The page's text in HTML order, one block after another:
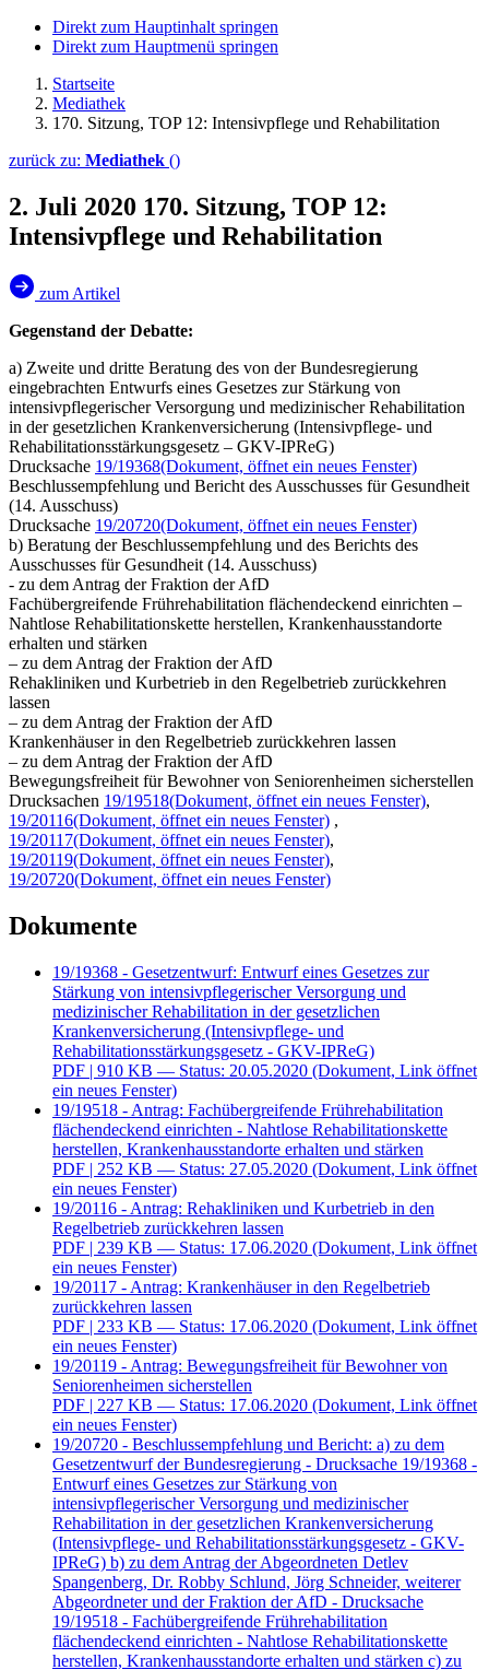
Direkt zum Hauptinhalt springen
Direkt zum Hauptmenü springen
Startseite
Mediathek
170. Sitzung, TOP 12: Intensivpflege und Rehabilitation
zurück zu: Mediathek ()
2. Juli 2020 170. Sitzung, TOP 12:
Intensivpflege und Rehabilitation
zum Artikel
Gegenstand der Debatte:
a) Zweite und dritte Beratung des von der Bundesregierung
eingebrachten Entwurfs eines Gesetzes zur Stärkung von
intensivpflegerischer Versorgung und medizinischer Rehabilitation
in der gesetzlichen Krankenversicherung (Intensivpflege- und
Rehabilitationsstärkungsgesetz – GKV-IPReG)
Drucksache 19/19368(Dokument, öffnet ein neues Fenster)
Beschlussempfehlung und Bericht des Ausschusses für Gesundheit
(14. Ausschuss)
Drucksache 19/20720(Dokument, öffnet ein neues Fenster)
b) Beratung der Beschlussempfehlung und des Berichts des
Ausschusses für Gesundheit (14. Ausschuss)
- zu dem Antrag der Fraktion der AfD
Fachübergreifende Frührehabilitation flächendeckend einrichten –
Nahtlose Rehabilitationskette herstellen, Krankenhausstandorte
erhalten und stärken
– zu dem Antrag der Fraktion der AfD
Rehakliniken und Kurbetrieb in den Regelbetrieb zurückkehren
lassen
– zu dem Antrag der Fraktion der AfD
Krankenhäuser in den Regelbetrieb zurückkehren lassen
– zu dem Antrag der Fraktion der AfD
Bewegungsfreiheit für Bewohner von Seniorenheimen sicherstellen
Drucksachen 19/19518(Dokument, öffnet ein neues Fenster),
19/20116(Dokument, öffnet ein neues Fenster) ,
19/20117(Dokument, öffnet ein neues Fenster),
19/20119(Dokument, öffnet ein neues Fenster),
19/20720(Dokument, öffnet ein neues Fenster)
Dokumente
19/19368 - Gesetzentwurf: Entwurf eines Gesetzes zur
Stärkung von intensivpflegerischer Versorgung und
medizinischer Rehabilitation in der gesetzlichen
Krankenversicherung (Intensivpflege- und
Rehabilitationsstärkungsgesetz - GKV-IPReG)
PDF | 910 KB — Status: 20.05.2020 (Dokument, Link öffnet
ein neues Fenster)
19/19518 - Antrag: Fachübergreifende Frührehabilitation
flächendeckend einrichten - Nahtlose Rehabilitationskette
herstellen, Krankenhausstandorte erhalten und stärken
PDF | 252 KB — Status: 27.05.2020 (Dokument, Link öffnet
ein neues Fenster)
19/20116 - Antrag: Rehakliniken und Kurbetrieb in den
Regelbetrieb zurückkehren lassen
PDF | 239 KB — Status: 17.06.2020 (Dokument, Link öffnet
ein neues Fenster)
19/20117 - Antrag: Krankenhäuser in den Regelbetrieb
zurückkehren lassen
PDF | 233 KB — Status: 17.06.2020 (Dokument, Link öffnet
ein neues Fenster)
19/20119 - Antrag: Bewegungsfreiheit für Bewohner von
Seniorenheimen sicherstellen
PDF | 227 KB — Status: 17.06.2020 (Dokument, Link öffnet
ein neues Fenster)
19/20720 - Beschlussempfehlung und Bericht: a) zu dem
Gesetzentwurf der Bundesregierung - Drucksache 19/19368 -
Entwurf eines Gesetzes zur Stärkung von
intensivpflegerischer Versorgung und medizinischer
Rehabilitation in der gesetzlichen Krankenversicherung
(Intensivpflege- und Rehabilitationsstärkungsgesetz - GKV-
IPReG) b) zu dem Antrag der Abgeordneten Detlev
Spangenberg, Dr. Robby Schlund, Jörg Schneider, weiterer
Abgeordneter und der Fraktion der AfD - Drucksache
19/19518 - Fachübergreifende Frührehabilitation
flächendeckend einrichten - Nahtlose Rehabilitationskette
herstellen, Krankenhausstandorte erhalten und stärken c) zu